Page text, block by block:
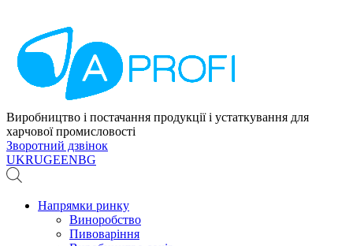
Виробництво і постачання продукції і устаткування для
харчової промисловості
Зворотний дзвінок
UKRUGEENBG
Напрямки ринку
Виноробство
Пивоваріння